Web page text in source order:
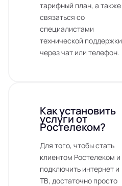
тарифный план, а также
связаться со
специалистами
технической поддержки
через чат или телефон.
Как установить
услуги от
Ростелеком?
Для того, чтобы стать
клиентом Ростелеком и
подключить интернет и
ТВ, достаточно просто